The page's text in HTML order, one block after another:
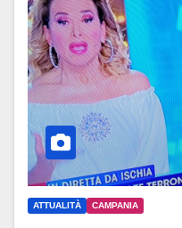
ATTUALITÀ CAMPANIA